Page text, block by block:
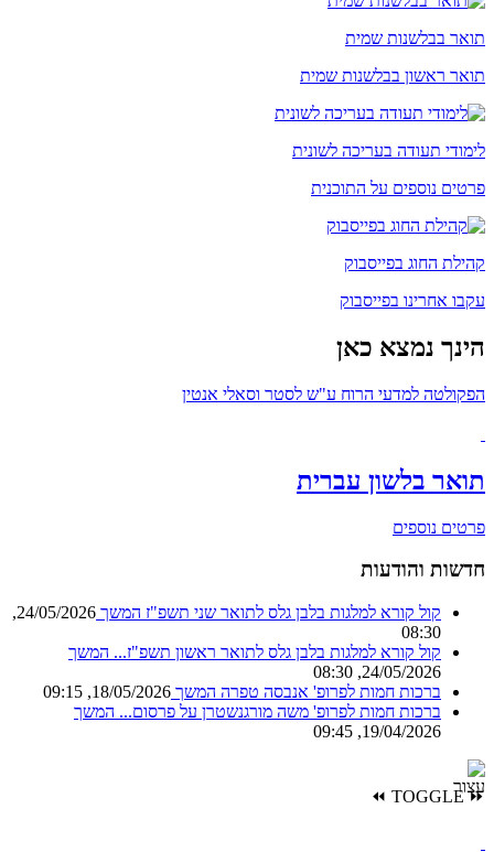
תואר בבלשנות שמית
תואר ראשון בבלשנות שמית
לימודי תעודה בעריכה לשונית
פרטים נוספים על התוכנית
קהילת החוג בפייסבוק
עקבו אחרינו בפייסבוק
הינך נמצא כאן
הפקולטה למדעי הרוח ע"ש לסטר וסאלי אנטין
תואר בלשון עברית
פרטים נוספים
חדשות והודעות
קול קורא למלגות בלבן גלס לתואר שני תשפ"ז המשך
24/05/2026,
08:30
קול קורא למלגות בלבן גלס לתואר ראשון תשפ"ז... המשך
24/05/2026, 08:30
ברכות חמות לפרופ' אנבסה טפרה המשך 18/05/2026, 09:15
ברכות חמות לפרופ' משה מורגנשטרן על פרסום... המשך
19/04/2026, 09:45
⏩
TOGGLE
⏪